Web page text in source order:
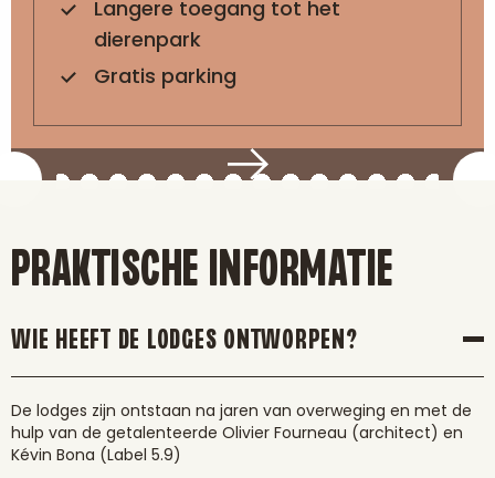
Langere toegang tot het
dierenpark
Gratis parking
PRAKTISCHE INFORMATIE
WIE HEEFT DE LODGES ONTWORPEN?
De lodges zijn ontstaan na jaren van overweging en met de
hulp van de getalenteerde Olivier Fourneau (architect) en
Kévin Bona (Label 5.9)